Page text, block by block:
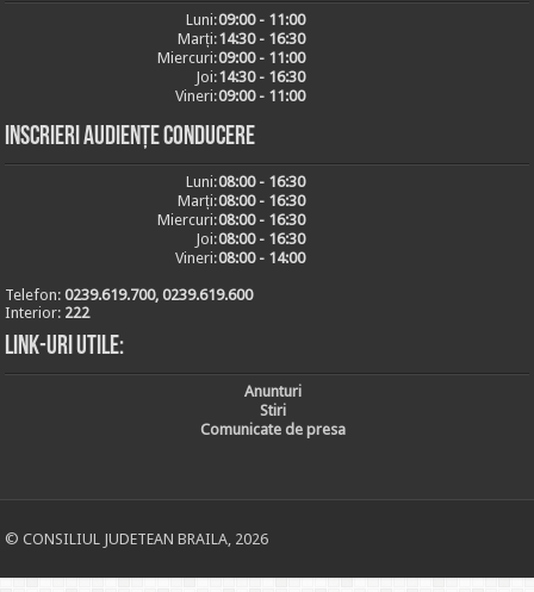
Luni:09:00 - 11:00
Marți:14:30 - 16:30
Miercuri:09:00 - 11:00
Joi:14:30 - 16:30
Vineri:09:00 - 11:00
Inscrieri audiențe conducere
Luni:08:00 - 16:30
Marți:08:00 - 16:30
Miercuri:08:00 - 16:30
Joi:08:00 - 16:30
Vineri:08:00 - 14:00
Telefon:0239.619.700, 0239.619.600
Interior: 222
Link-uri utile:
Anunturi
Stiri
Comunicate de presa
© CONSILIUL JUDETEAN BRAILA, 2026